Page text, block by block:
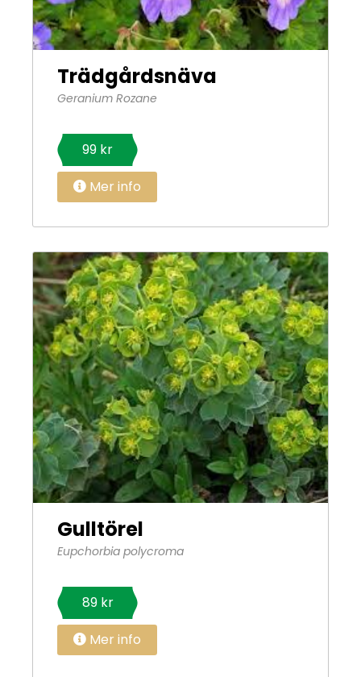
Trädgårdsnäva
Geranium Rozane
99 kr
Mer info
Gulltörel
Eupchorbia polycroma
89 kr
Mer info